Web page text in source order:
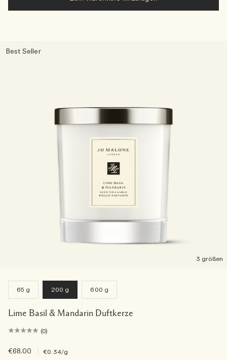
Best Seller
3 größen
65 g 200 g 600 g
Lime Basil & Mandarin Duftkerze
(0)
€68.00 €0.34/g